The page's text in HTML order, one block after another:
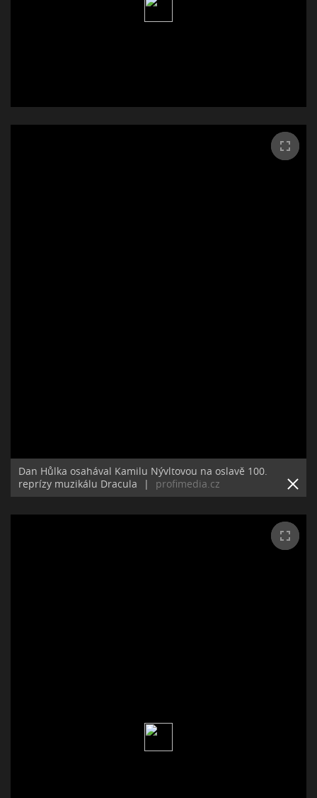
Dan Hůlka osahával Kamilu Nývltovou na oslavě 100.
reprízy muzikálu Dracula
| profimedia.cz